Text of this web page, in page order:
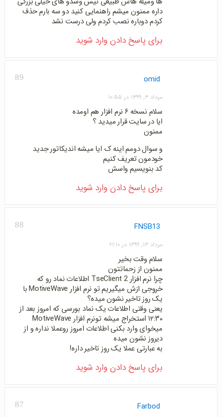
داره ممنون میشم راهنمایی کنید دو سه بارم حذف
کردم دوباره نصب کردم ولی درست نشد
برای پاسخ دادن وارد شوید
89 omid
مرداد ۳, ۱۳۹۹ در ۱۰:۵۵
سلام نسخه ۶ نرم افزار هم اومده
ایا در سایت قرار میدید ؟
ممنون
و سوال دومم اینه ک ایا میشه اندیکاتور جدید
خودمون تعریف کنیم
کد بنویسیم واسش
برای پاسخ دادن وارد شوید
88 FNSB13
مرداد ۱۳, ۱۳۹۹ در ۲۱:۱۰
سلام وقت بخیر
ممنون از زحماتتون
چرا نرم افزار TseClient 2 اطلاعات نماد رو که
خروجی ازش میگیریم تو نرم افزار MotiveWave با
یک روز تاخیر نشون میده؟
یعنی وقتی اطلاعات یک نماد بورسی که امروز بعد از
۱۲:۳۰ استخراج میشه تونرم افزار MotiveWave
میخوای وارد بکنی اطلاعات امروز روعملا نداره و از
دیروز نشون میده
به عبارتی عملا یک روز تاخیر داره!
برای پاسخ دادن وارد شوید
87 Farbod